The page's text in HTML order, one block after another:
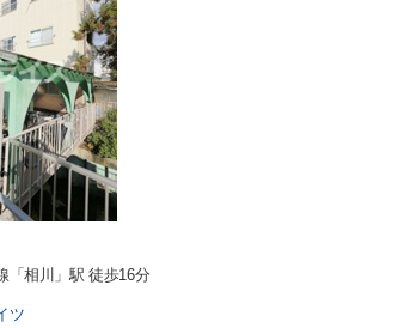
「相川」駅 徒歩16分
ツ